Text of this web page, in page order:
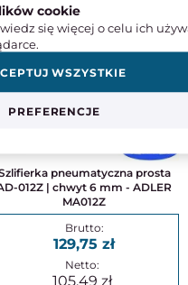
prosta
012Z | chwyt 6 mm - ADLER
MA012Z
129,75
105,49
cookie
się więcej o celu ich
PREFERENCJE
WSZYSTKIE